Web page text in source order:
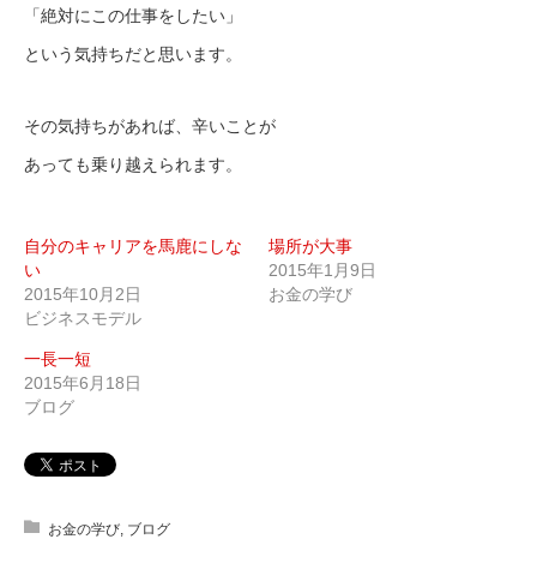
「絶対にこの仕事をしたい」
という気持ちだと思います。
その気持ちがあれば、辛いことが
あっても乗り越えられます。
自分のキャリアを馬鹿にしな
い
2015年10月2日
ビジネスモデル
場所が大事
2015年1月9日
お金の学び
一長一短
2015年6月18日
ブログ
お金の学び, ブログ